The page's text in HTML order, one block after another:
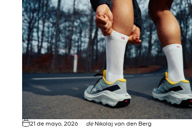
21 de mayo, 2026 deNikolaj van den Berg